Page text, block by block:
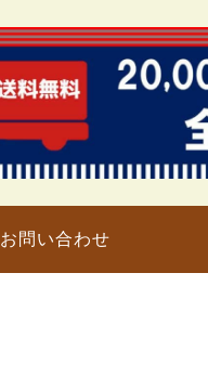
お問い合わせ